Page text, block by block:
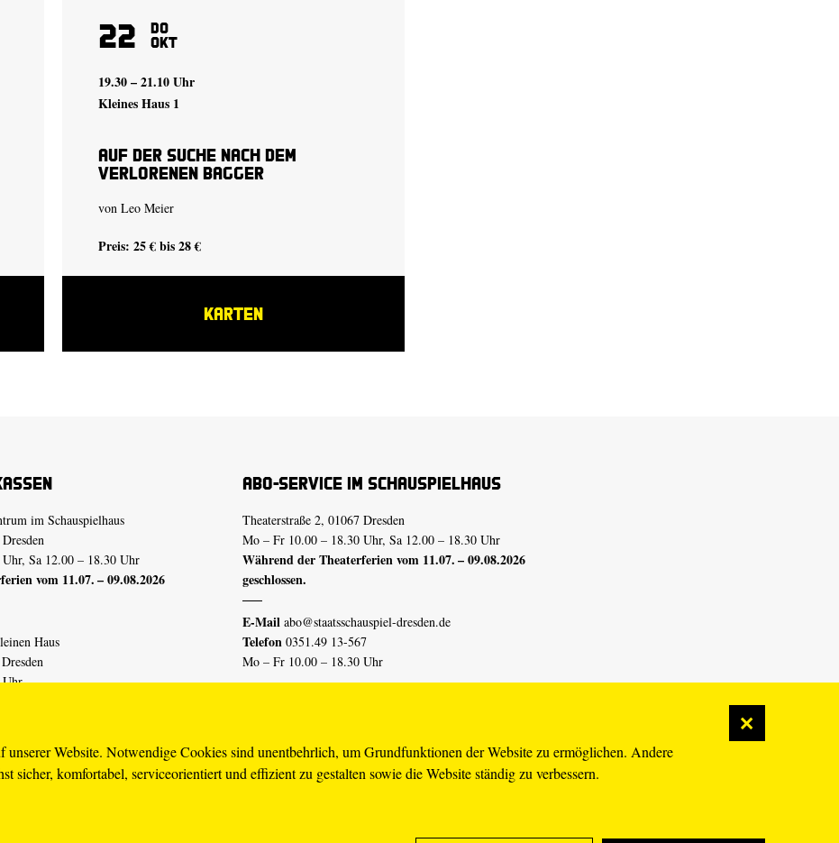
Website. Notwendige Cookies sind unentbehrlich, um Grundfunktionen der Website zu ermöglichen. Andere
sicher, komfortabel, serviceorientiert und effizient zu gestalten sowie die Website ständig zu verbessern.
22 Do
Okt
19.30 – 21.10 Uhr
Kleines Haus 1
auf der suche nach dem
verlorenen bagger
von Leo Meier
Preis: 25 € bis 28 €
KARTEN
im Schauspielhaus
Sa 12.00 – 18.30 Uhr
vom 11.07. – 09.08.2026
Haus
Uhr
dresden.de
Abo-Service im Schauspielhaus
Theaterstraße 2, 01067 Dresden
Mo – Fr 10.00 – 18.30 Uhr, Sa 12.00 – 18.30 Uhr
Während der Theaterferien vom 11.07. – 09.08.2026
geschlossen.
E-Mail abo@staatsschauspiel-dresden.de
Telefon 0351.49 13-567
Mo – Fr 10.00 – 18.30 Uhr
Erklärung Barrierefreiheit